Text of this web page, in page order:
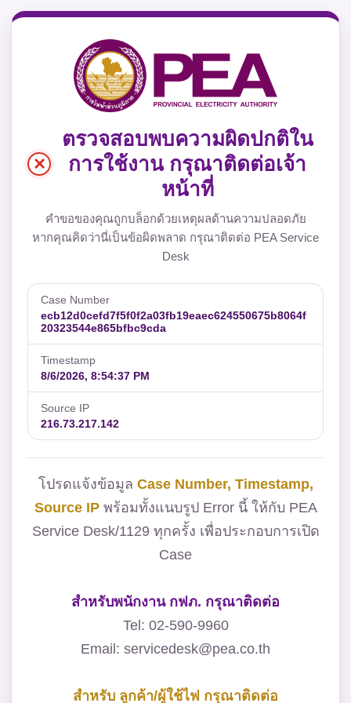
×
ตรวจสอบพบความผิดปกติใน
การใช้งาน กรุณาติดต่อเจ้า
หน้าที่
คำขอของคุณถูกบล็อกด้วยเหตุผลด้านความปลอดภัย
หากคุณคิดว่านี่เป็นข้อผิดพลาด กรุณาติดต่อ PEA Service
Desk
Case Number
ecb12d0cefd7f5f0f2a03fb19eaec624550675b8064f
20323544e865bfbc9cda
Timestamp
8/6/2026, 8:54:37 PM
Source IP
216.73.217.142
โปรดแจ้งข้อมูล Case Number, Timestamp,
Source IPพร้อมทั้งแนบรูป Error นี้ ให้กับ PEA
Service Desk/1129 ทุกครั้ง เพื่อประกอบการเปิด
Case
สำหรับพนักงาน กฟภ. กรุณาติดต่อ
Tel: 02-590-9960
Email: servicedesk@pea.co.th
สำหรับ ลูกค้า/ผู้ใช้ไฟ กรุณาติดต่อ